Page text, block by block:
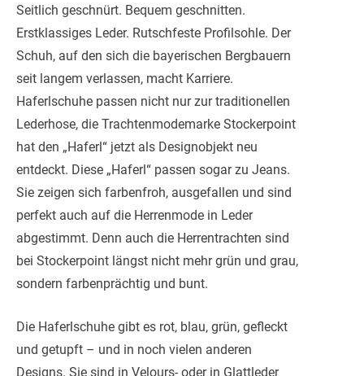
Seitlich geschnürt. Bequem geschnitten.
Erstklassiges Leder. Rutschfeste Profilsohle. Der
Schuh, auf den sich die bayerischen Bergbauern
seit langem verlassen, macht Karriere.
Haferlschuhe passen nicht nur zur traditionellen
Lederhose, die Trachtenmodemarke Stockerpoint
hat den „Haferl“ jetzt als Designobjekt neu
entdeckt. Diese „Haferl“ passen sogar zu Jeans.
Sie zeigen sich farbenfroh, ausgefallen und sind
perfekt auch auf die Herrenmode in Leder
abgestimmt. Denn auch die Herrentrachten sind
bei Stockerpoint längst nicht mehr grün und grau,
sondern farbenprächtig und bunt.
Die Haferlschuhe gibt es rot, blau, grün, gefleckt
und getupft – und in noch vielen anderen
Designs. Sie sind in Velours- oder in Glattleder